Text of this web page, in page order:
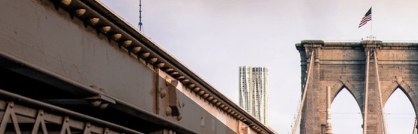
ツ
ス
キ
ッ
プ